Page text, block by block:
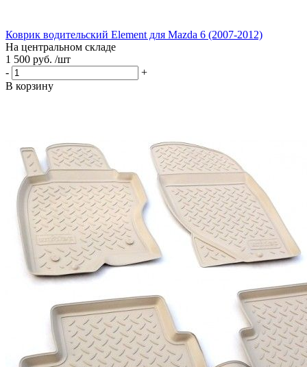
Коврик водительский Element для Mazda 6 (2007-2012)
На центральном складе
1 500 руб. /шт
-
+
В корзину